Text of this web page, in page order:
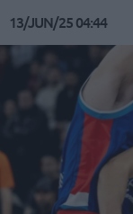
13/JUN/25 04:44